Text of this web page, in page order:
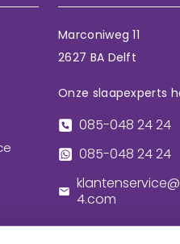
Marconiweg 11
2627 BA Delft
Onze slaapexperts
085-048 24 24
085-048 24 24
4.com